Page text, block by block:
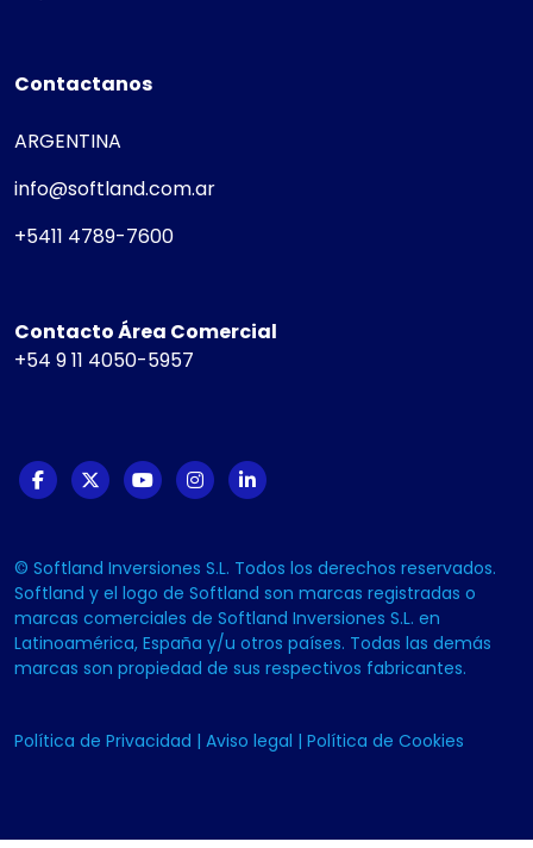
Contactanos
ARGENTINA
info@softland.com.ar
+5411 4789-7600
Contacto Área Comercial
+54 9 11 4050-5957
© Softland Inversiones S.L. Todos los derechos reservados.
Softland y el logo de Softland son marcas registradas o
marcas comerciales de Softland Inversiones S.L. en
Latinoamérica, España y/u otros países. Todas las demás
marcas son propiedad de sus respectivos fabricantes.
Política de Privacidad | Aviso legal | Política de Cookies